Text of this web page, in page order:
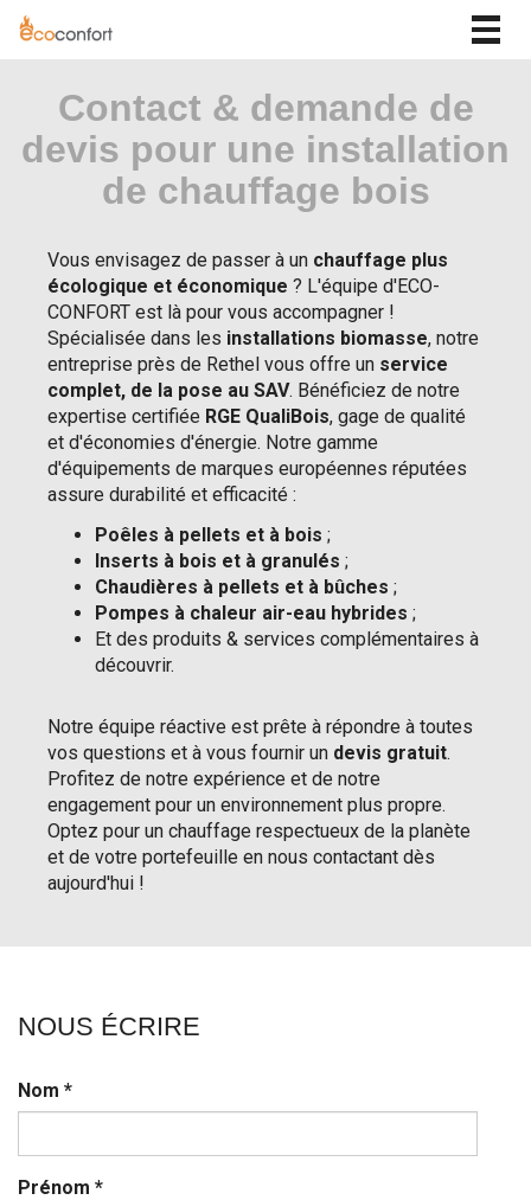
Contact & demande de
devis pour une installation
de chauffage bois
Vous envisagez de passer à un chauffage plus
écologique et économique ? L'équipe d'ECO-
CONFORT est là pour vous accompagner !
Spécialisée dans les installations biomasse, notre
entreprise près de Rethel vous offre un service
complet, de la pose au SAV. Bénéficiez de notre
expertise certifiée RGE QualiBois, gage de qualité
et d'économies d'énergie. Notre gamme
d'équipements de marques européennes réputées
assure durabilité et efficacité :
Poêles à pellets et à bois ;
Inserts à bois et à granulés ;
Chaudières à pellets et à bûches ;
Pompes à chaleur air-eau hybrides ;
Et des produits & services complémentaires à
découvrir.
Notre équipe réactive est prête à répondre à toutes
vos questions et à vous fournir un devis gratuit.
Profitez de notre expérience et de notre
engagement pour un environnement plus propre.
Optez pour un chauffage respectueux de la planète
et de votre portefeuille en nous contactant dès
aujourd'hui !
NOUS ÉCRIRE
Nom *
Prénom *